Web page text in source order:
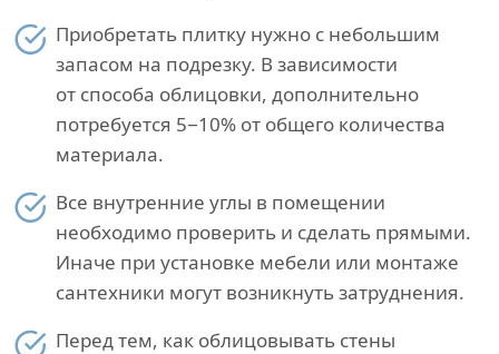
Приобретать плитку нужно с небольшим
запасом на подрезку. В зависимости
от способа облицовки, дополнительно
потребуется 5−10% от общего количества
материала.
Все внутренние углы в помещении
необходимо проверить и сделать прямыми.
Иначе при установке мебели или монтаже
сантехники могут возникнуть затруднения.
Перед тем, как облицовывать стены